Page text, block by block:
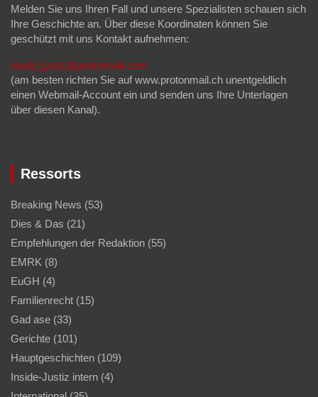
Melden Sie uns Ihren Fall und unsere Spezialisten schauen sich
Ihre Geschichte an. Über diese Koordinaten können Sie
geschützt mit uns Kontakt aufnehmen:
inside-justiz@protonmail.com
(am besten richten Sie auf www.protonmail.ch unentgeldlich
einen Webmail-Account ein und senden uns Ihre Unterlagen
über diesen Kanal).
Ressorts
Breaking News (53)
Dies & Das (21)
Empfehlungen der Redaktion (55)
EMRK (8)
EuGH (4)
Familienrecht (15)
Gad ase (33)
Gerichte (101)
Hauptgeschichten (109)
Inside-Justiz intern (4)